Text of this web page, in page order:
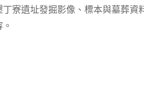
寮遺址發掘影像、標本與墓葬